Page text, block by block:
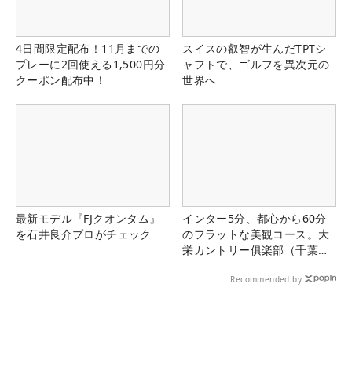
4日間限定配布！11月までの
プレーに2回使える1,500円分
クーポン配布中！
スイスの叡智が生んだTPTシ
ャフトで、ゴルフを異次元の
世界へ
最新モデル『FJクオンタム』
を石井良介プロがチェック
インター5分、都心から60分
のフラットな美観コース。大
栄カントリー俱楽部（千葉
Recommended by